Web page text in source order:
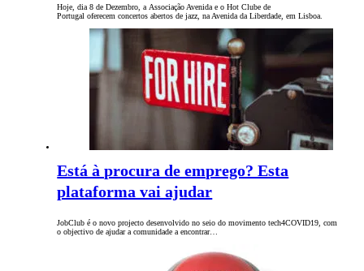
Hoje, dia 8 de Dezembro, a Associação Avenida e o Hot Clube de
Portugal oferecem concertos abertos de jazz, na Avenida da Liberdade, em Lisboa.
Está à procura de emprego? Esta
plataforma vai ajudar
JobClub é o novo projecto desenvolvido no seio do movimento tech4COVID19, com
o objectivo de ajudar a comunidade a encontrar…